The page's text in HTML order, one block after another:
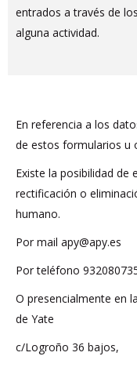
entrados a través de
alguna actividad.
En referencia a los
de estos formularios u
Existe la posibilidad de
rectificación o
humano.
Por mail apy@apy.es
Por teléfono
O presencialmente en
de Yate
c/Logroño 36 bajos,